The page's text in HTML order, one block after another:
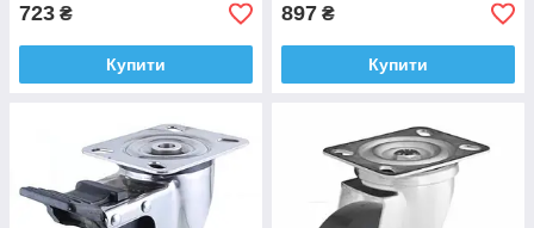
723 ₴
Купити
897 ₴
Купити